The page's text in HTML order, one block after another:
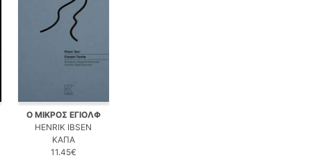
Ο ΜΙΚΡΟΣ ΕΓΙΟΛΦ
HENRIK IBSEN
ΚΑΠΑ
11.45€